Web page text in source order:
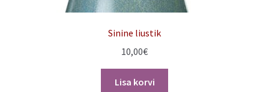
Sinine liustik
10,00€
Lisa korvi